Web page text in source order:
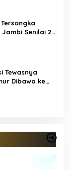
Jambi Senilai 21
Tewasnya
Dibawa ke